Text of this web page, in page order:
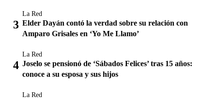
La Red
Elder Dayán contó la verdad sobre su relación con
Amparo Grisales en ‘Yo Me Llamo’
La Red
Joselo se pensionó de ‘Sábados Felices’ tras 15 años:
conoce a su esposa y sus hijos
La Red